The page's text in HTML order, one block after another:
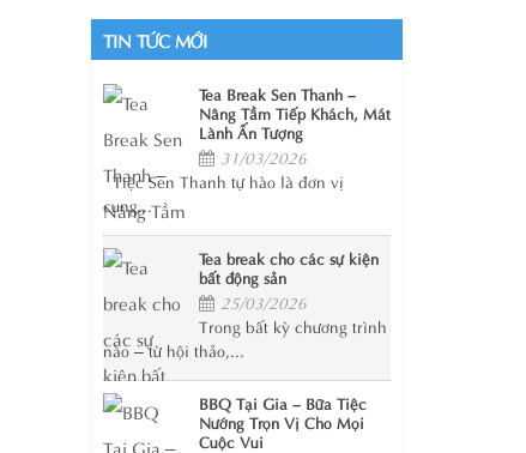
TIN TỨC MỚI
Tea Break Sen Thanh –
Nâng Tầm Tiếp Khách, Mát
Lành Ấn Tượng
31/03/2026
Tiệc Sen Thanh tự hào là đơn vị
cung...
Tea break cho các sự kiện
bất động sản
25/03/2026
Trong bất kỳ chương trình
nào – từ hội thảo,...
BBQ Tại Gia – Bữa Tiệc
Nướng Trọn Vị Cho Mọi
Cuộc Vui